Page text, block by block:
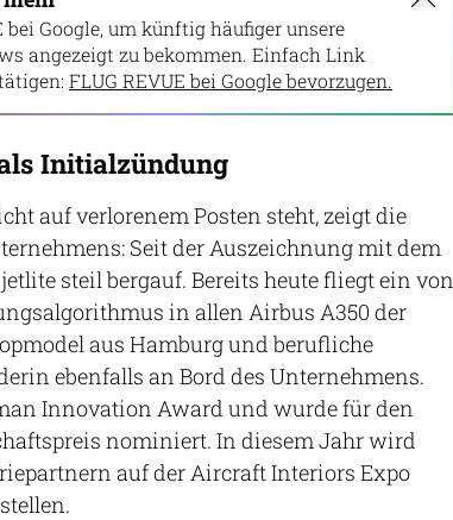
bei Google, um künftig häufiger unsere
angezeigt zu bekommen. Einfach Link
FLUG REVUE bei Google bevorzugen.
Initialzündung
auf verlorenem Posten steht, zeigt die
Seit der Auszeichnung mit dem
steil bergauf. Bereits heute fliegt ein von
in allen Airbus A350 der
aus Hamburg und berufliche
ebenfalls an Bord des Unternehmens.
Innovation Award und wurde für den
nominiert. In diesem Jahr wird
auf der Aircraft Interiors Expo